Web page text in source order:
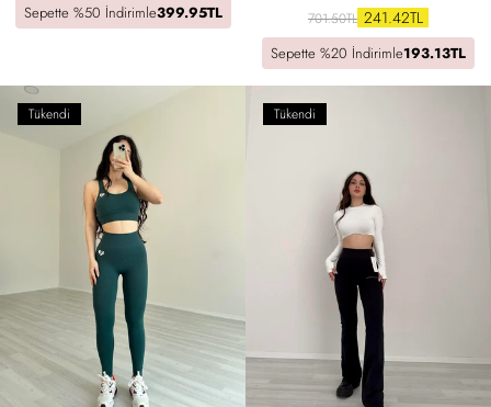
Sepette %50 İndirimle399.95TL
701.50TL 241.42TL
Sepette %20 İndirimle193.13TL
Tükendi Tükendi